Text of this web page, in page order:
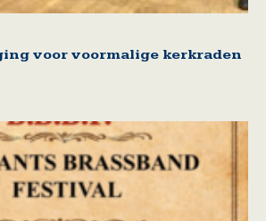
voor voormalige kerkraden